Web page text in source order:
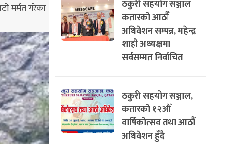
मर्मत गरेका
ठकुरी सहयोग सञ्जाल
कतारको आठौँ
अधिवेशन सम्पन्न, महेन्द्र
शाही अध्यक्षमा
सर्वसम्मत निर्वाचित
ठकुरी सहयोग सञ्जाल,
कतारको १२औँ
वार्षिकोत्सव तथा आठौँ
अधिवेशन हुँदै